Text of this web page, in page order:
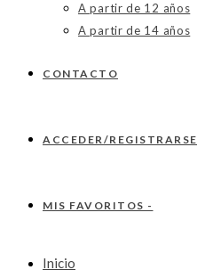
A partir de 12 años
A partir de 14 años
CONTACTO
ACCEDER/REGISTRARSE
MIS FAVORITOS -
Inicio